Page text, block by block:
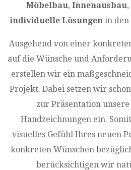
Möbelbau, Innenausbau,
individuelle Lösungenin den
Ausgehend von einer
auf die Wünsche und
erstellen wir ein
Projekt. Dabei setzen wir
zur Präsentation
Handzeichnungen ein.
visuelles Gefühl Ihres neuen
konkreten Wünschen
berücksichtigen wir